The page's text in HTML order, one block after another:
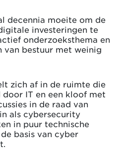
decennia moeite om de
investeringen te
onderzoeksthema en
van bestuur met weinig
zich af in de ruimte die
IT en een kloof met
in de raad van
als cybersecurity
in puur technische
basis van cyber